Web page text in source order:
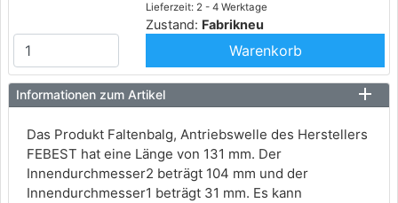
Lieferzeit: 2 - 4 Werktage
Zustand: Fabrikneu
Warenkorb
Informationen zum Artikel
Das Produkt Faltenbalg, Antriebswelle des Herstellers
FEBEST hat eine Länge von 131 mm. Der
Innendurchmesser2 beträgt 104 mm und der
Innendurchmesser1 beträgt 31 mm. Es kann